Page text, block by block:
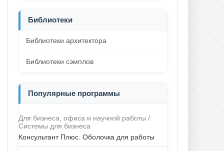
Библиотеки
Библиотеки архитектора
Библиотеки сэмплов
Популярные программы
Для бизнеса, офиса и научной работы /
Системы для бизнеса
Консультант Плюс. Оболочка для работы